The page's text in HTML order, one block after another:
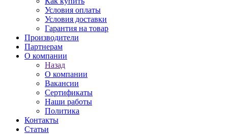
Условия оплаты
Условия доставки
Гарантия на товар
Производители
Партнерам
О компании
Назад
О компании
Вакансии
Сертификаты
Наши работы
Политика
Контакты
Статьи